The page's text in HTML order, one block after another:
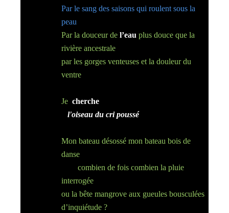
Par le sang des saisons qui roulent sous la
peau
Par la douceur de l’eau plus douce que la
rivière ancestrale
par les gorges venteuses et la douleur du
ventre
Je cherche
l'oiseau du cri poussé
Mon bateau désossé mon bateau bois de
danse
combien de fois combien la pluie
interrogée
ou la bête mangrove aux gueules bousculées
d’inquiétude ?